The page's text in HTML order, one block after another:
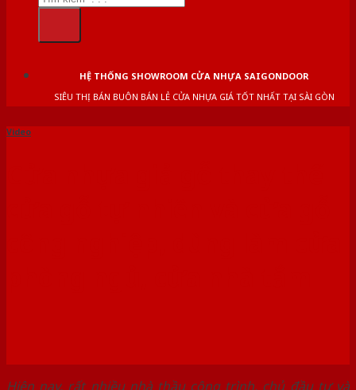
HỆ THỐNG SHOWROOM CỬA NHỰA SAIGONDOOR
SIÊU THỊ BÁN BUÔN BÁN LẺ CỬA NHỰA GIÁ TỐT NHẤT TẠI SÀI GÒN
Video
Hiện nay, rất nhiều nhà thầu công trình, chủ đầu tư và